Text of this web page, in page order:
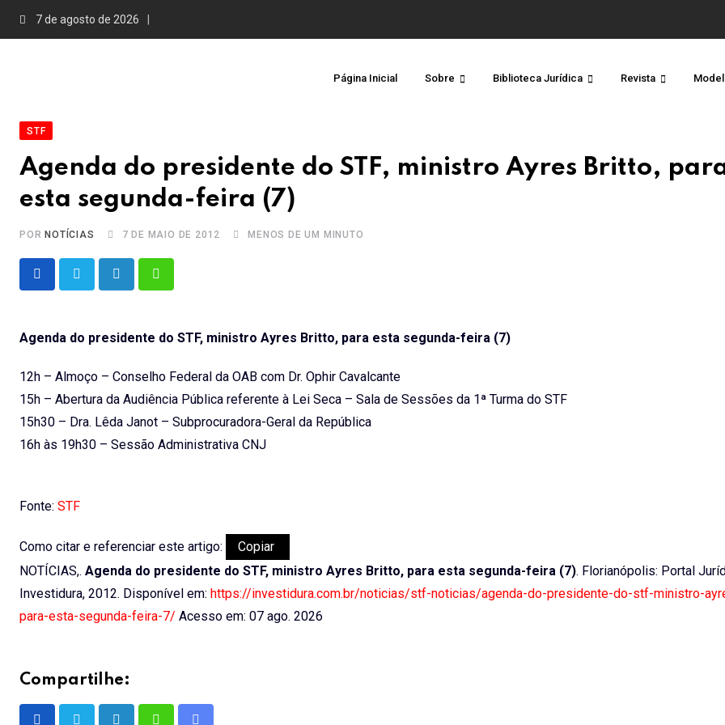
7 de agosto de 2026
Página Inicial Sobre Biblioteca Jurídica Revista
STF
Agenda do presidente do STF, ministro Ayres Britto,
esta segunda-feira (7)
PORNOTÍCIAS 7 DE MAIO DE 2012 MENOS DE UM MINUTO
LinkedInWhatsapp
Agenda do presidente do STF, ministro Ayres Britto, para esta segunda-feira (7)
12h – Almoço – Conselho Federal da OAB com Dr. Ophir Cavalcante
15h – Abertura da Audiência Pública referente à Lei Seca – Sala de Sessões da 1ª Turma do STF
15h30 – Dra. Lêda Janot – Subprocuradora-Geral da República
16h às 19h30 – Sessão Administrativa CNJ
Fonte: STF
Como citar e referenciar este artigo:
Copiar
NOTÍCIAS,. Agenda do presidente do STF, ministro Ayres Britto, para esta segunda-feira (7). Florianópolis: Portal
Investidura, 2012. Disponível em: https://investidura.com.br/noticias/stf-noticias/agenda-do-presidente-do-stf-ministro-
para-esta-segunda-feira-7/ Acesso em: 07 ago. 2026
Compartilhe: